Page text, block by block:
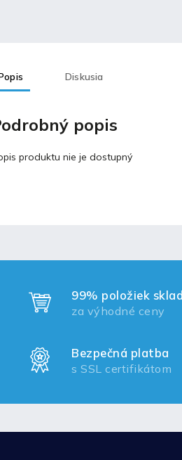
Diskusia
popis
produktu nie je dostupný
99% položiek
za výhodné ceny
Bezpečná platba
s SSL certifikátom